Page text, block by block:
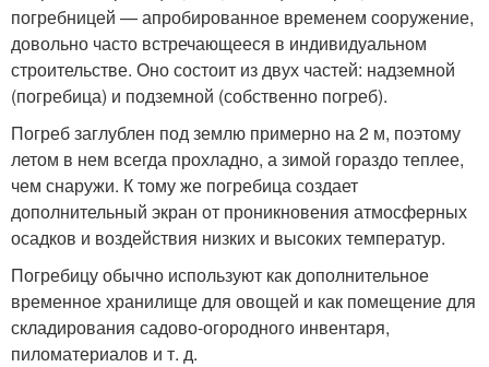
погребницей — апробированное временем сооружение,
довольно часто встречающееся в индивидуальном
строительстве. Оно состоит из двух частей: надземной
(погребица) и подземной (собственно погреб).
Погреб заглублен под землю примерно на 2 м, поэтому
летом в нем всегда прохладно, а зимой гораздо теплее,
чем снаружи. К тому же погребица создает
дополнительный экран от проникновения атмосферных
осадков и воздействия низких и высоких температур.
Погребицу обычно используют как дополнительное
временное хранилище для овощей и как помещение для
складирования садово-огородного инвентаря,
пиломатериалов и т. д.